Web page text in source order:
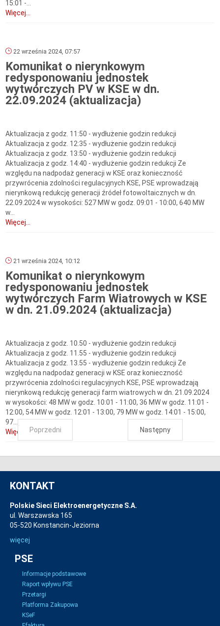
15:01 -...
Więcej...
22 września 2024, 07:57
Komunikat o nierynkowym
redysponowaniu jednostek
wytwórczych PV w KSE w dn.
22.09.2024 (aktualizacja)
Aktualizacja z godz. 11:50 - wydłużenie godzin redukcji
Aktualizacja z godz. 12:35 - wydłużenie godzin redukcji
Aktualizacja z godz. 13:50 - wydłużenie godzin redukcji
Aktualizacja z godz. 14:40 - wydłużenie godzin redukcji Ze
względu na nadpodaż generacji w KSE oraz konieczność
przywrócenia zdolności regulacyjnych KSE, PSE wprowadzają
nierynkową redukcję generacji źródeł fotowoltaicznych w dn.
22.09.2024 w wysokości: 527 MW w godz. 09:01 - 10:00, 640 MW
w...
Więcej...
21 września 2024, 10:12
Komunikat o nierynkowym
redysponowaniu jednostek
wytwórczych Farm Wiatrowych w KSE
w dn. 21.09.2024 (aktualizacja)
Aktualizacja z godz. 10.50 - wydłużenie godzin redukcji
Aktualizacja z godz. 11.55 - wydłużenie godzin redukcji
Aktualizacja z godz. 13.55 - wydłużenie godzin redukcji Ze
względu na nadpodaż generacji w KSE oraz konieczność
przywrócenia zdolności regulacyjnych KSE, PSE wprowadzają
nierynkową redukcję generacji farm wiatrowych w dn. 21.09.2024
w wysokości: 48 MW w godz. 10:01 - 11:00, 36 MW w godz. 11:01 -
12:00, 54 MW w godz. 12:01 - 13:00, 79 MW w godz. 14:01 - 15:00,
97...
Więcej...Poprzedni Następny
KONTAKT
Polskie Sieci Elektroenergetyczne S.A.
ul. Warszawska 165
05-520 Konstancin-Jeziorna
więcej
PSE
Informacje podstawowe
Raport wpływu PSE
Przetargi
Platforma Zakupowa
KSeF